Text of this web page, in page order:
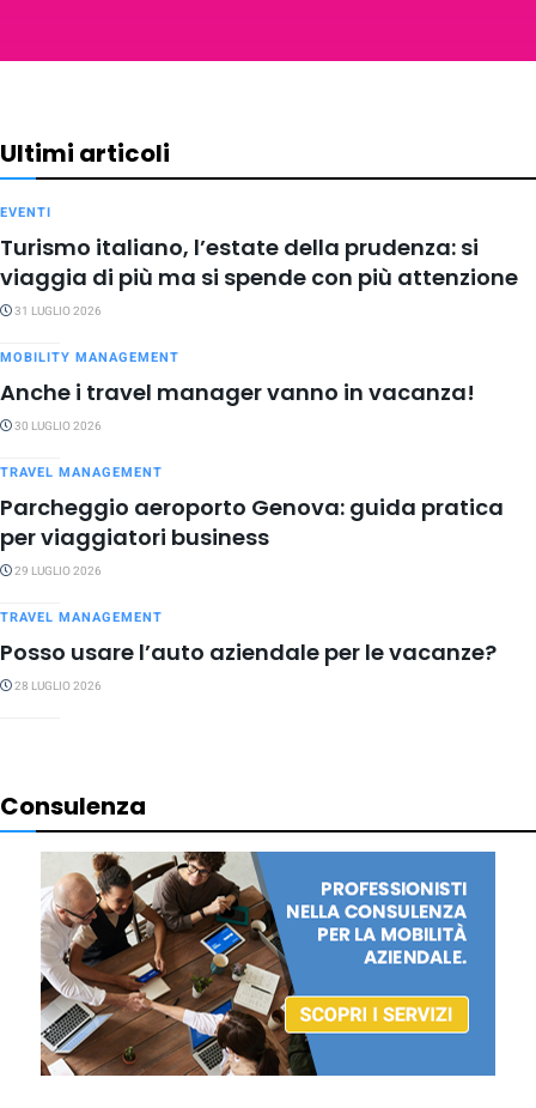
Ultimi articoli
EVENTI
Turismo italiano, l’estate della prudenza: si
viaggia di più ma si spende con più attenzione
31 LUGLIO 2026
MOBILITY MANAGEMENT
Anche i travel manager vanno in vacanza!
30 LUGLIO 2026
TRAVEL MANAGEMENT
Parcheggio aeroporto Genova: guida pratica
per viaggiatori business
29 LUGLIO 2026
TRAVEL MANAGEMENT
Posso usare l’auto aziendale per le vacanze?
28 LUGLIO 2026
Consulenza